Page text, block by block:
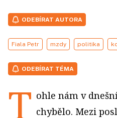
ODEBÍRAT AUTORA
Fiala Petr mzdy politika
ODEBÍRAT TÉMA
T ohle nám v
chybělo. Mezi